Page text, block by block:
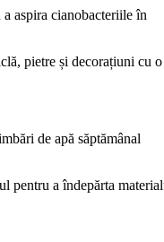
aspira cianobacteriile în
pietre și decorațiuni cu o
de apă săptămânal
pentru a îndepărta